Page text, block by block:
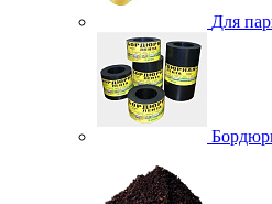
Для